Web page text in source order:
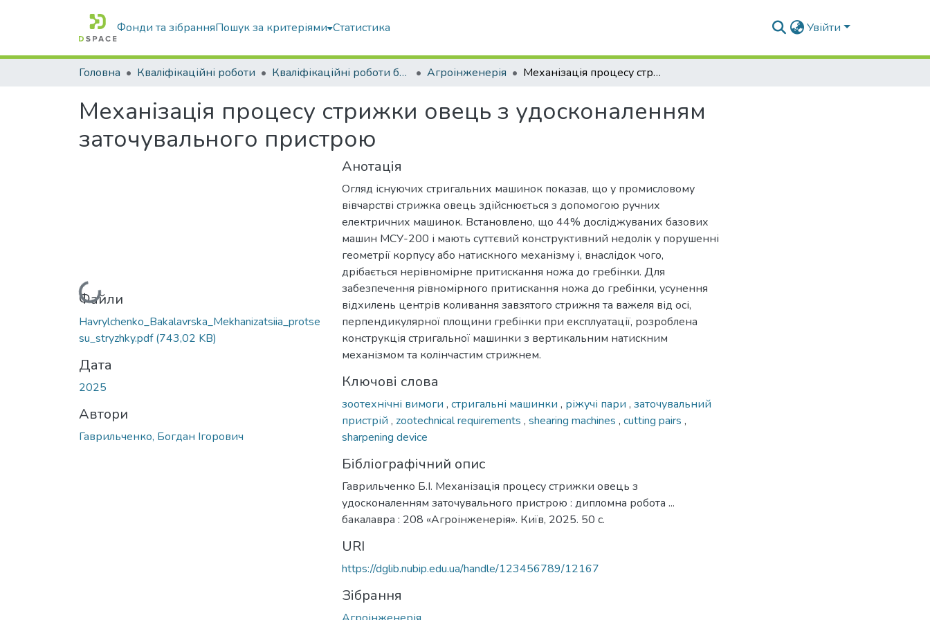
Фонди та зібранняПошук за критеріями Статистика Увійти
Головна Кваліфікаційні роботи Кваліфікаційні роботи бакалаврів Агроінженерія Механізація процесу стрижки овець з удосконаленням заточувального пристрою
Механізація процесу стрижки овець з удосконаленням
заточувального пристрою
Вантажиться...
Файли
Havrylchenko_Bakalavrska_Mekhanizatsiia_protse
su_stryzhky.pdf(743,02 KB)
Дата
2025
Автори
Гаврильченко, Богдан Ігорович
Анотація
Огляд існуючих стригальних машинок показав, що у промисловому
вівчарстві стрижка овець здійснюється з допомогою ручних
електричних машинок. Встановлено, що 44% досліджуваних базових
машин МСУ-200 і мають суттєвий конструктивний недолік у порушенні
геометрії корпусу або натискного механізму і, внаслідок чого,
дрібається нерівномірне притискання ножа до гребінки. Для
забезпечення рівномірного притискання ножа до гребінки, усунення
відхилень центрів коливання завзятого стрижня та важеля від осі,
перпендикулярної площини гребінки при експлуатації, розроблена
конструкція стригальної машинки з вертикальним натискним
механізмом та колінчастим стрижнем.
Ключові слова
зоотехнічні вимоги , стригальні машинки , ріжучі пари , заточувальний
пристрій , zootechnical requirements , shearing machines , cutting pairs ,
sharpening device
Бібліографічний опис
Гаврильченко Б.І. Механізація процесу стрижки овець з
удосконаленням заточувального пристрою : дипломна робота ...
бакалавра : 208 «Агроінженерія». Київ, 2025. 50 с.
URI
https://dglib.nubip.edu.ua/handle/123456789/12167
Зібрання